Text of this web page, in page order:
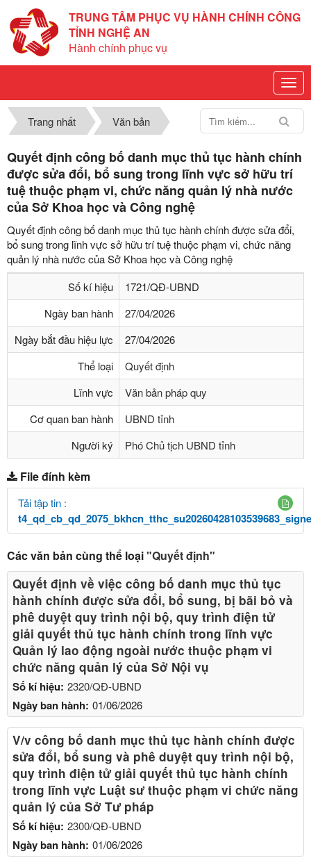
TRUNG TÂM PHỤC VỤ HÀNH CHÍNH CÔNG
TỈNH NGHỆ AN
Hành chính phục vụ
Trang nhất Văn bản
Quyết định công bố danh mục thủ tục hành chính
được sửa đổi, bổ sung trong lĩnh vực sở hữu trí
tuệ thuộc phạm vi, chức năng quản lý nhà nước
của Sở Khoa học và Công nghệ
Quyết định công bố danh mục thủ tục hành chính được sửa đổi,
bổ sung trong lĩnh vực sở hữu trí tuệ thuộc phạm vi, chức năng
quản lý nhà nước của Sở Khoa học và Công nghệ
Số kí hiệu
1721/QĐ-UBND
Ngày ban hành
27/04/2026
Ngày bắt đầu hiệu lực
27/04/2026
Thể loại
Quyết định
Lĩnh vực
Văn bản pháp quy
Cơ quan ban hành
UBND tỉnh
Người ký
Phó Chủ tịch UBND tỉnh
File đính kèm
Tải tập tin :
Các văn bản cùng thể loại"Quyết định"
Số kí hiệu: 2320/QĐ-UBND
Ngày ban hành: 01/06/2026
Quyết định về việc công bố danh mục thủ tục
hành chính được sửa đổi, bổ sung, bị bãi bỏ và
phê duyệt quy trình nội bộ, quy trình điện tử
giải quyết thủ tục hành chính trong lĩnh vực
Quản lý lao động ngoài nước thuộc phạm vi
chức năng quản lý của Sở Nội vụ
Số kí hiệu: 2300/QĐ-UBND
Ngày ban hành: 01/06/2026
V/v công bố danh mục thủ tục hành chính được
sửa đổi, bổ sung và phê duyệt quy trình nội bộ,
quy trình điện tử giải quyết thủ tục hành chính
trong lĩnh vực Luật sư thuộc phạm vi chức năng
quản lý của Sở Tư pháp